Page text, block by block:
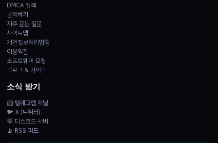
DMCA 정책
문의하기
자주 묻는 질문
사이트맵
개인정보처리방침
이용약관
소프트웨어 요청
블로그 & 가이드
소식 받기
📨 텔레그램 채널
🐦 X (트위터)
💬 디스코드 서버
📡 RSS 피드